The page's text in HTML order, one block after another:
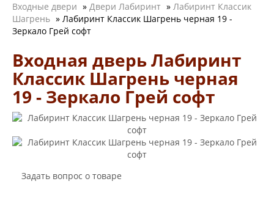
Флагман
Электрозамок Смарт
Заводские двери
Лабиринт Аляска Лайт
Лабиринт Арт
Лабиринт Атлантик
Лабиринт Бетон
Лабиринт Верса
Лабиринт Версаль
Лабиринт Гранд
Лабиринт Дверь двойная тамбурная под заказ
Лабиринт Имперо
Лабиринт Иссида
Входные двери » Двери Лабиринт » Лабиринт Классик
Шагрень » Лабиринт Классик Шагрень черная 19 -
Зеркало Грей софт
Входная дверь Лабиринт
Классик Шагрень черная
19 - Зеркало Грей софт
Задать вопрос о товаре